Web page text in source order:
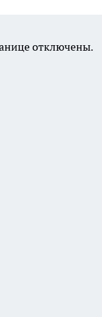
отключены.